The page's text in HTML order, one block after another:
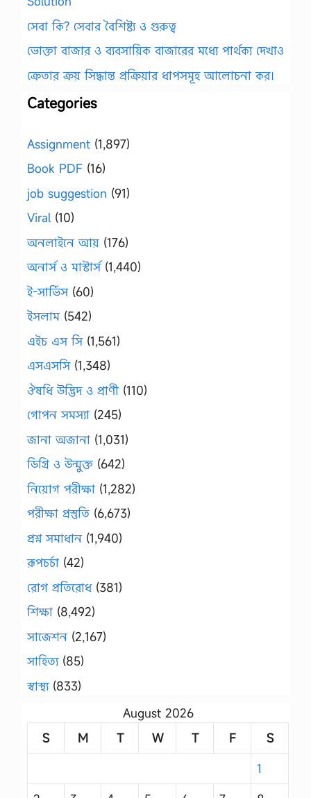
সেবা কি? সেবার বৈশিষ্ট্য ও গুরুত্ব
ভোক্তা বাজার ও ব্যবসায়িক বাজারের মধ্যে পার্থক্য দেখাও
ক্রেতার ক্রয় সিদ্ধান্ত প্রক্রিয়ার ধাপসমূহ আলোচনা কর।
Categories
Assignment (1,897)
Book PDF (16)
job suggestion (91)
Viral (10)
অনলাইনে আয় (176)
অনার্স ও মাস্টার্স(1,440)
ই-সার্ভিস(60)
ইসলাম(542)
এইচ এস সি(1,561)
এসএসসি(1,348)
ঔষধি উদ্ভিদ ও প্রাণী (110)
গোপন সমস্যা (245)
জানা অজানা (1,031)
ডিগ্রি ও উন্মুক্ত (642)
নিয়োগ পরীক্ষা (1,282)
পরীক্ষা প্রস্তুতি (6,673)
প্রশ্ন সমাধান (1,940)
রূপচর্চা (42)
রোগ প্রতিরোধ(381)
শিক্ষা (8,492)
সাজেশন (2,167)
সাহিত্য(85)
স্বাস্থ্য(833)
August 2026
S
M T W T F
S
1